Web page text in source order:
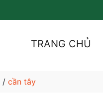
TRANG CHỦ
/ cần tây